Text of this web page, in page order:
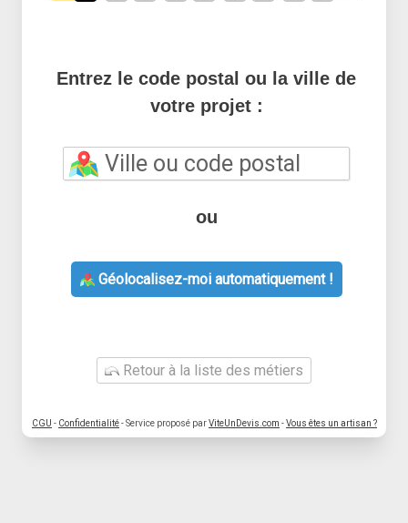
Entrez le code postal ou la ville de
votre projet :
ou
Géolocalisez-moi automatiquement !
Retour à la liste des métiers
CGU - Confidentialité- Service proposé parViteUnDevis.com -Vous êtes un artisan ?